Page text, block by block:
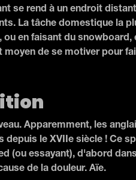
se rend à un endroit
La tâche domestique la
ou en faisant du snowboard,
de se motiver pour
Apparemment, les
le XVIIe siècle ! Ce
(ou essayant), d'abord
de la douleur. Aïe.